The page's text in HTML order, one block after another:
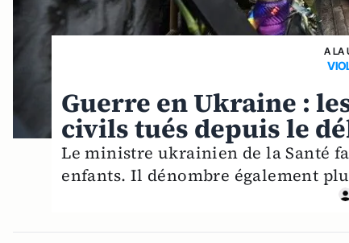
A LA
Guerre en Ukraine :
civils tués depuis le
Le ministre ukrainien de la Santé
enfants. Il dénombre également